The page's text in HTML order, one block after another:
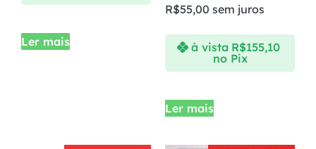
Ler mais
R$55,00 sem juros
à vista R$155,10
no Pix
Ler mais